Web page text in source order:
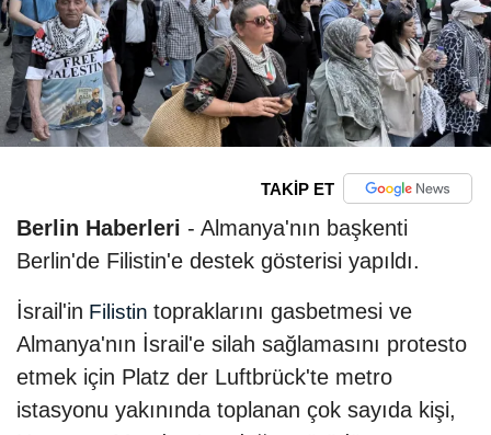
TAKİP ET
Berlin Haberleri - Almanya'nın başkenti
Berlin'de Filistin'e destek gösterisi yapıldı.
İsrail'in Filistin topraklarını gasbetmesi ve
Almanya'nın İsrail'e silah sağlamasını protesto
etmek için Platz der Luftbrück'te metro
istasyonu yakınında toplanan çok sayıda kişi,